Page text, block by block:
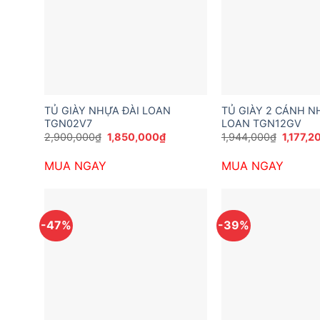
TỦ GIÀY NHỰA ĐÀI LOAN
TGN02V7
2,900,000₫ Giá
gốc
1,850,000₫Giá
MUA NGAY
TỦ GIÀY 2 CÁNH
LOAN TGN12GV
1,944,000₫ Giá
gốc
MUA NGAY
-47% -39%